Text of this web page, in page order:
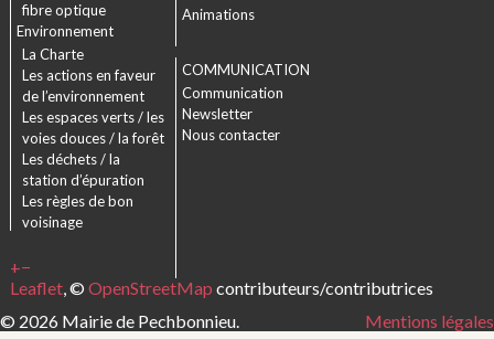
+−
Leaflet, © OpenStreetMap contributeurs/contributrices
fibre optique
Environnement
La Charte
Les actions en faveur
de l’environnement
Les espaces verts / les
voies douces / la forêt
Les déchets / la
station d’épuration
Les règles de bon
voisinage
Animations
COMMUNICATION
Communication
Newsletter
Nous contacter
© 2026 Mairie de Pechbonnieu. Mentions légales